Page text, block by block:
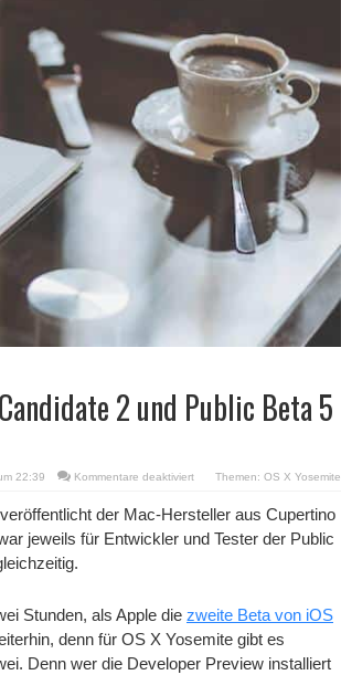
2 und Public Beta 5
22:39 Kommentare deaktiviertfür
Yosemite:
Golden
Public
5
veröffentlicht
Themen: OS X Yosemite
der Mac-Hersteller aus Cupertino
jeweils für Entwickler und Tester der Public
Stunden, als Apple die zweite Beta von iOS
denn für OS X Yosemite gibt es
Denn wer die Developer Preview installiert